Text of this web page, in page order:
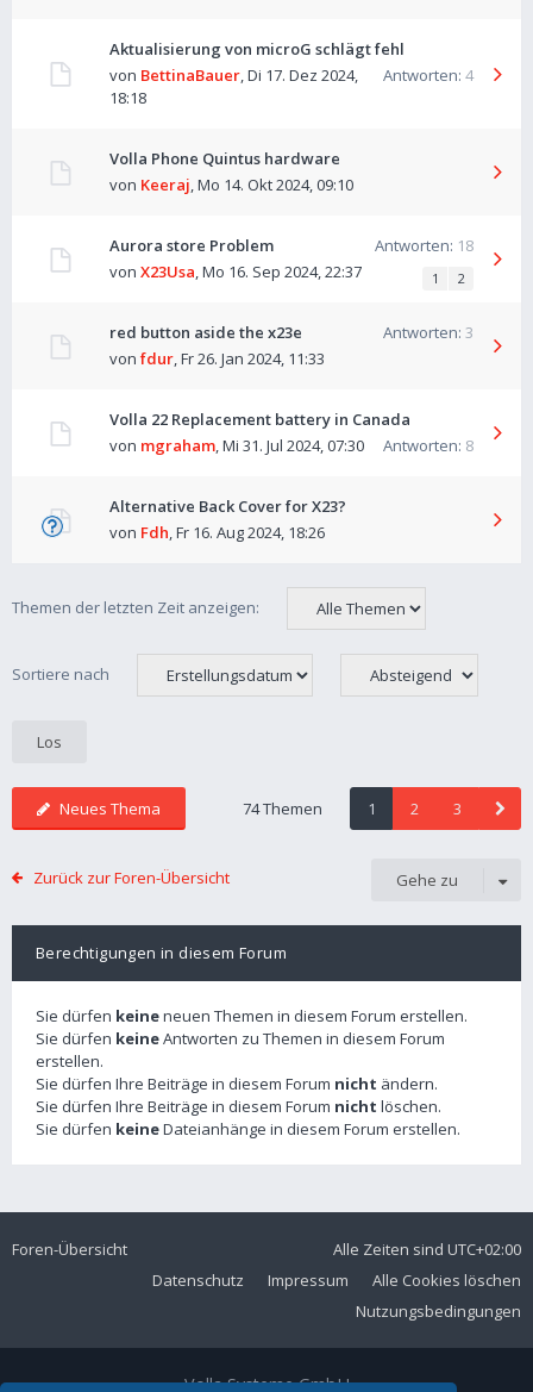
Aktualisierung von microG schlägt fehl
Antworten: 4
von BettinaBauer,Di 17. Dez 2024,
18:18
Volla Phone Quintus hardware
von Keeraj,Mo 14. Okt 2024, 09:10
Aurora store Problem Antworten: 18
von X23Usa,Mo 16. Sep 2024, 22:37 1 2
red button aside the x23e Antworten: 3
von fdur,Fr 26. Jan 2024, 11:33
Volla 22 Replacement battery in Canada
Antworten: 8
von mgraham,Mi 31. Jul 2024, 07:30
Alternative Back Cover for X23?
von Fdh,Fr 16. Aug 2024, 18:26
Themen der letzten Zeit anzeigen:
Sortiere nach
Neues Thema 74 Themen 1 2 3
Zurück zur Foren-Übersicht Gehe zu
Berechtigungen in diesem Forum
Sie dürfen keineneuen Themen in diesem Forum erstellen.
Sie dürfen keineAntworten zu Themen in diesem Forum
erstellen.
Sie dürfen Ihre Beiträge in diesem Forum nicht ändern.
Sie dürfen Ihre Beiträge in diesem Forum nicht löschen.
Sie dürfen keineDateianhänge in diesem Forum erstellen.
Foren-Übersicht Alle Zeiten sind UTC+02:00
Alle Cookies löschen
Impressum
Datenschutz
Nutzungsbedingungen
Volla Systeme GmbH